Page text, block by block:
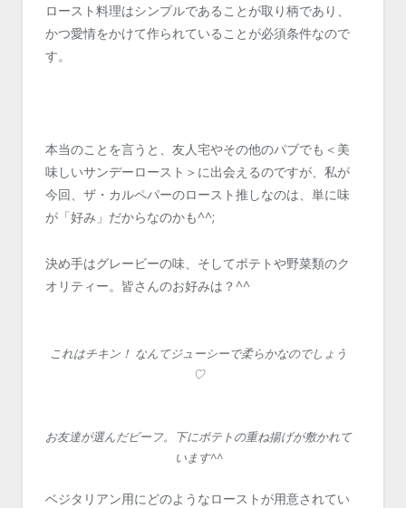
ロースト料理はシンプルであることが取り柄であり、
かつ愛情をかけて作られていることが必須条件なので
す。
本当のことを言うと、友人宅やその他のパブでも＜美
味しいサンデーロースト＞に出会えるのですが、私が
今回、ザ・カルペパーのロースト推しなのは、単に味
が「好み」だからなのかも^^;
決め手はグレービーの味、そしてポテトや野菜類のク
オリティー。皆さんのお好みは？^^
これはチキン！ なんてジューシーで柔らかなのでしょう
♡
お友達が選んだビーフ。下にポテトの重ね揚げが敷かれて
います^^
ベジタリアン用にどのようなローストが用意されてい